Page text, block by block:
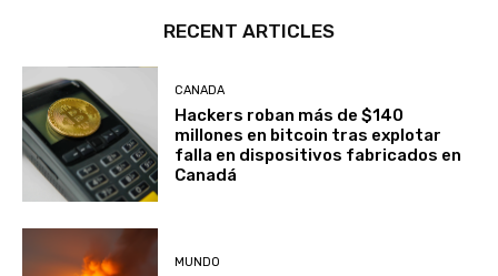
RECENT ARTICLES
CANADA
Hackers roban más de $140
millones en bitcoin tras explotar
falla en dispositivos fabricados en
Canadá
MUNDO